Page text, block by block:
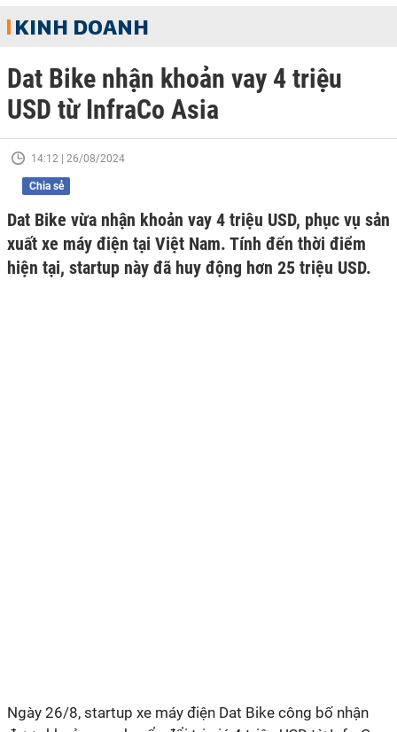
KINH DOANH
Dat Bike nhận khoản vay 4 triệu
USD từ InfraCo Asia
14:12 | 26/08/2024
Chia sẻ
Dat Bike vừa nhận khoản vay 4 triệu USD, phục vụ sản
xuất xe máy điện tại Việt Nam. Tính đến thời điểm
hiện tại, startup này đã huy động hơn 25 triệu USD.
Ngày 26/8, startup xe máy điện Dat Bike công bố nhận